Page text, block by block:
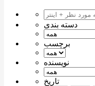
دسته بندی
برچسب
نویسنده
تاریخ